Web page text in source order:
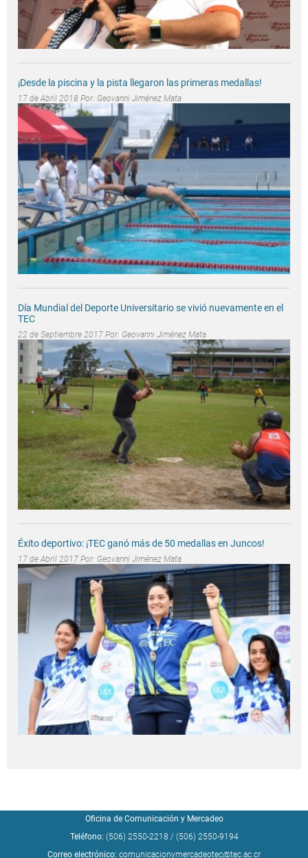
¡Desde la piscina y la pista llegaron las primeras medallas!
17 de Abril 2018 Por: Geovanni Jiménez Mata
Día Mundial del Deporte Universitario se vivió nuevamente en el
TEC
22 de Septiembre 2017 Por: Geovanni Jiménez Mata
Éxito deportivo: ¡TEC ganó más de 50 medallas en Juncos!
17 de Abril 2017 Por: Geovanni Jiménez Mata
Oficina de Comunicación y Mercadeo
Teléfono: (506) 2550-2218 / (506) 2550-9194
Correo electrónico: comunicacionymercadeotec@tec.ac.cr